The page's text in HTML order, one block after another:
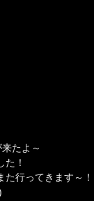
たよ～
た！
行ってきます～！